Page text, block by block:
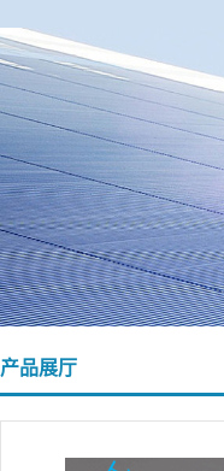
产品展厅